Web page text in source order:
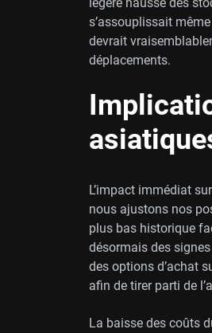
s’assouplissait
devrait
déplacements.
L’impact immédiat
nous ajustons nos
plus bas historique
désormais des
des options d’achat
afin de tirer parti de
La baisse des coûts